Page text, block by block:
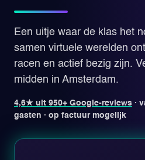
Een uitje waar de klas het
samen virtuele werelden
racen en actief bezig zijn.
midden in Amsterdam.
4,6★ uit 950+ Google-reviews ·
gasten · op factuur mogelijk